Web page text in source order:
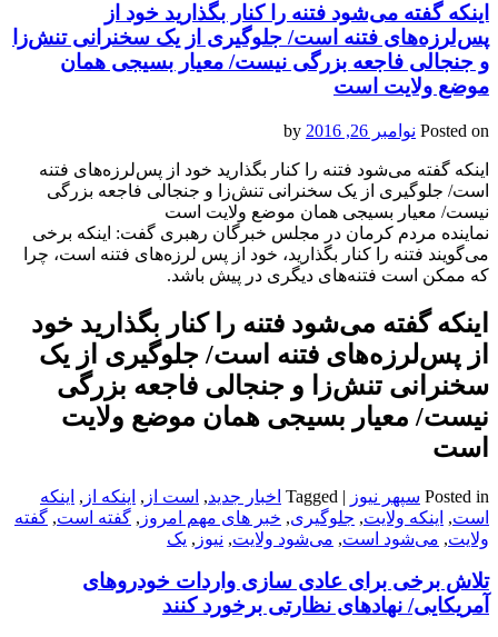
اینکه گفته می‌‌‌‌شود فتنه را کنار بگذارید خود از
پس‌‌‌لرزه‌های فتنه است/ جلوگیری از یک سخنرانی تنش‌زا
و جنجالی فاجعه بزرگی نیست/ معیار بسیجی همان
موضع ولایت است
Posted on نوامبر 26, 2016
اینکه گفته می‌‌‌‌شود فتنه را کنار بگذارید خود از پس‌‌‌لرزه‌های فتنه
است/ جلوگیری از یک سخنرانی تنش‌زا و جنجالی فاجعه بزرگی
نیست/ معیار بسیجی همان موضع ولایت است
نماینده مردم کرمان در مجلس خبرگان رهبری گفت: اینکه برخی
می‌گویند فتنه را کنار بگذارید، خود از پس لرزه‌های فتنه است، چرا
که ممکن است فتنه‌های دیگری در پیش باشد.
اینکه گفته می‌‌‌‌شود فتنه را کنار بگذارید خود
از پس‌‌‌لرزه‌های فتنه است/ جلوگیری از یک
سخنرانی تنش‌زا و جنجالی فاجعه بزرگی
نیست/ معیار بسیجی همان موضع ولایت
است
Posted in سپهر نیوز |
Tagged اخبار جدید, است از , اینکه از , اینکه
است, اینکه ولایت, جلوگیری, خبر های مهم امروز , گفته است, گفته
ولایت, می‌‌‌‌شود است, می‌‌‌‌شود ولایت, نیوز , یک
تلاش برخی برای عادی سازی واردات خودروهای
آمریکایی/ نهادهای نظارتی برخورد کنند